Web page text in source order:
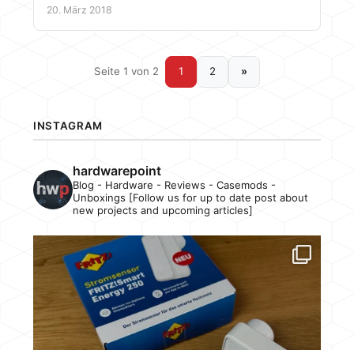
20. März 2018
Seite 1 von 2 1 2 »
INSTAGRAM
hardwarepoint
Blog - Hardware - Reviews - Casemods -
Unboxings [Follow us for up to date post about
new projects and upcoming articles]